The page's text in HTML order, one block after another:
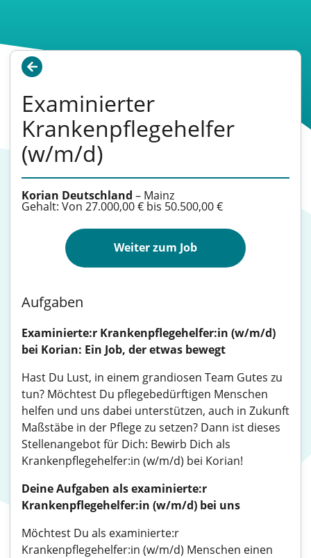
Examinierter
Krankenpflegehelfer
(w/m/d)
Korian Deutschland – Mainz
Gehalt: Von 27.000,00 € bis 50.500,00 €
Weiter zum Job
Aufgaben
Examinierte:r Krankenpflegehelfer:in (w/m/d)
bei Korian: Ein Job, der etwas bewegt
Hast Du Lust, in einem grandiosen Team Gutes zu
tun? Möchtest Du pflegebedürftigen Menschen
helfen und uns dabei unterstützen, auch in Zukunft
Maßstäbe in der Pflege zu setzen? Dann ist dieses
Stellenangebot für Dich: Bewirb Dich als
Krankenpflegehelfer:in (w/m/d) bei Korian!
Deine Aufgaben als examinierte:r
Krankenpflegehelfer:in (w/m/d) bei uns
Möchtest Du als examinierte:r
Krankenpflegehelfer:in (w/m/d) Menschen einen